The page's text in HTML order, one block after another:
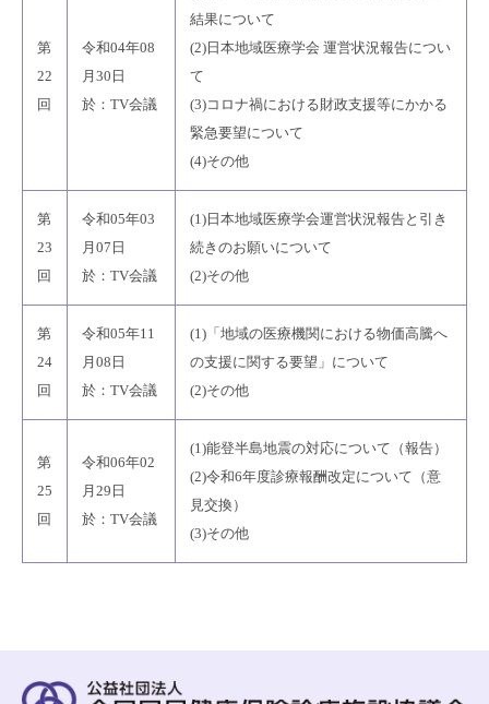
第
22
回
令和04年08
月30日
於：TV会議
結果について
(2)日本地域医療学会 運営状況報告につい
て
(3)コロナ禍における財政支援等にかかる
緊急要望について
(4)その他
第
23
回
令和05年03
月07日
於：TV会議
(1)日本地域医療学会運営状況報告と引き
続きのお願いについて
(2)その他
第
24
回
令和05年11
月08日
於：TV会議
(1)「地域の医療機関における物価高騰へ
の支援に関する要望」について
(2)その他
第
25
回
令和06年02
月29日
於：TV会議
(1)能登半島地震の対応について（報告）
(2)令和6年度診療報酬改定について（意
見交換）
(3)その他